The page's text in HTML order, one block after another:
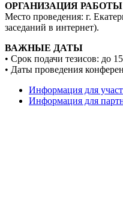
ОРГАНИЗАЦИЯ РАБОТЫ
Место проведения: г.
заседаний в интернет).
ВАЖНЫЕ ДАТЫ
• Срок подачи тезисов: до
• Даты проведения
Информация для
Информация для